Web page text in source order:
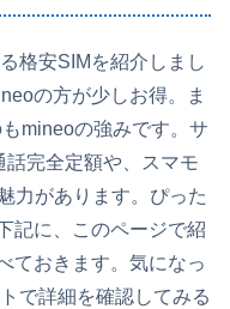
格安SIMを紹介しまし
の方が少しお得。ま
mineoの強みです。サ
完全定額や、スマモ
力があります。ぴった
記に、このページで紹
ておきます。気になっ
で詳細を確認してみる